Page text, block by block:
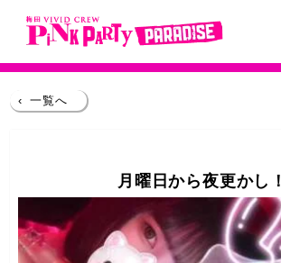
‹ 一覧へ
月曜日から夜更かし！